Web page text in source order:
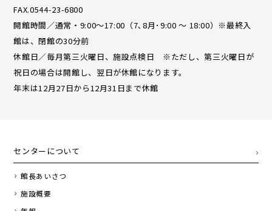
FAX.0544-23-6800
開館時間／通常・9:00〜17:00（7､8月･9:00 ～ 18:00）※最終入
館は、閉館の30分前
休館日／毎月第三火曜日、施設点検日 ※ただし、第三火曜日が
祝日の場合は開館し、翌日が休館になります。
年末は12月27日から12月31日まで休館
センターについて
館長あいさつ
施設概要